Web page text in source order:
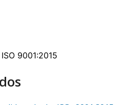
ISO 9001:2015